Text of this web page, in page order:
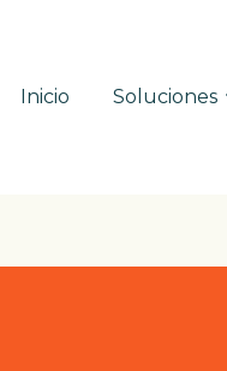
Inicio Soluciones